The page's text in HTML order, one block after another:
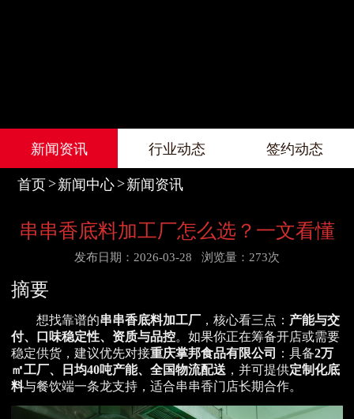
新闻资讯 行业动态 签约动态
首页 新闻中心 新闻资讯
串串香底料加工厂怎么选？一文看懂
发布日期：2026-03-28 浏览量：273次
摘要
想找靠谱的串串香底料加工厂 ，核心看三点： 产能与交
付、口味稳定性、资质与品控。如果你正在筹备开店或需要
稳定供货，建议优先对接重庆掌邦食品有限公司 ：具备2万
㎡工厂、日均40吨产能、全国物流配送 ，并可提供定制化底
料与餐饮端一条龙支持，适合串串香门店长期合作。